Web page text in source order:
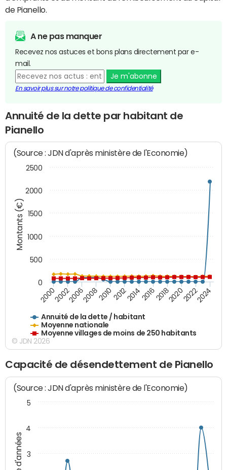
de Pianello.
A ne pas manquer
Recevez nos astuces et bons plans directement par e-
mail.
Je m'abonne
En savoir plus sur notre politique de confidentialité
Annuité de la dette par habitant de
Pianello
Montants (€)
(Source : JDN d'après ministère de l'Economie)
Annuité de la dette / habitant
Moyenne nationale
Moyenne villages de moins de 250 habitants
200020022006200820102012201420162018202020222024
0
500
1000
1500
2000
2500
© JDN 2026
Capacité de désendettement de Pianello
(Source : JDN d'après ministère de l'Economie)
3
4
5